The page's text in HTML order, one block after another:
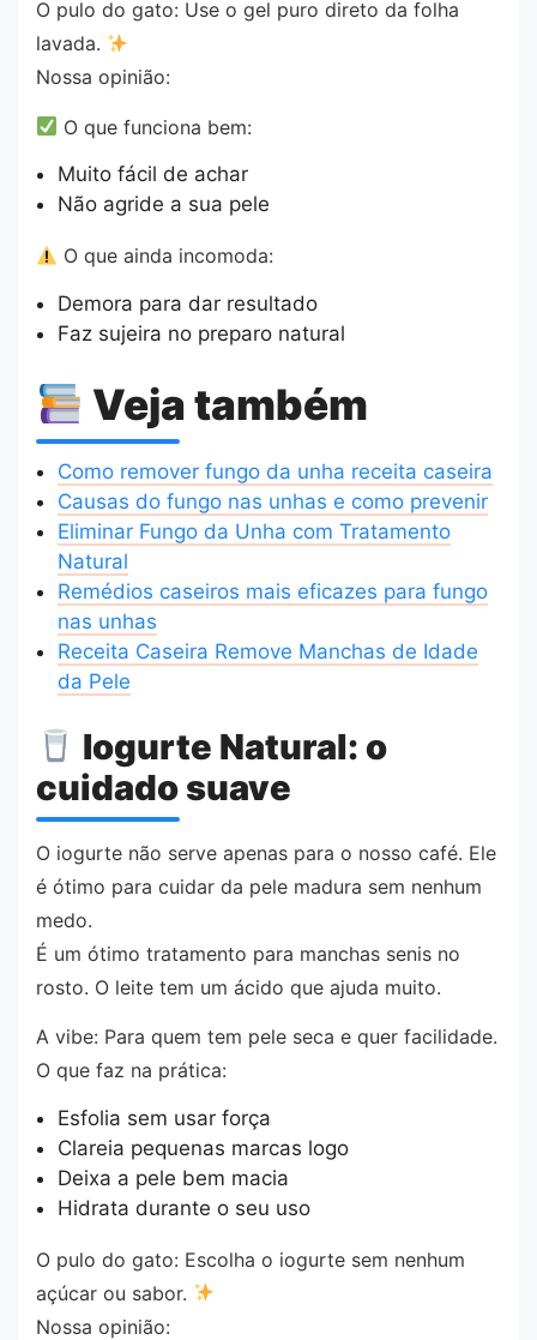
O pulo do gato: Use o gel puro direto da folha
lavada.
Nossa opinião:
O que funciona bem:
Muito fácil de achar
Não agride a sua pele
O que ainda incomoda:
Demora para dar resultado
Faz sujeira no preparo natural
Veja também
Como remover fungo da unha receita caseira
Causas do fungo nas unhas e como prevenir
Eliminar Fungo da Unha com Tratamento
Natural
Remédios caseiros mais eficazes para fungo
nas unhas
Receita Caseira Remove Manchas de Idade
da Pele
Iogurte Natural: o
cuidado suave
O iogurte não serve apenas para o nosso café. Ele
é ótimo para cuidar da pele madura sem nenhum
medo.
É um ótimo tratamento para manchas senis no
rosto. O leite tem um ácido que ajuda muito.
A vibe: Para quem tem pele seca e quer facilidade.
O que faz na prática:
Esfolia sem usar força
Clareia pequenas marcas logo
Deixa a pele bem macia
Hidrata durante o seu uso
O pulo do gato: Escolha o iogurte sem nenhum
açúcar ou sabor.
Nossa opinião: